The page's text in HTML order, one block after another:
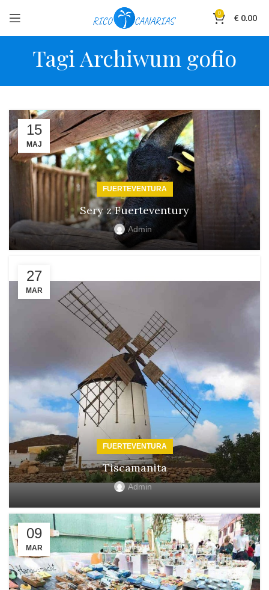
0 € 0.00
Tagi Archiwum gofio
15
MAJ
FUERTEVENTURA
Sery z Fuerteventury
Admin
27
MAR
FUERTEVENTURA
Tiscamanita
Admin
09
MAR